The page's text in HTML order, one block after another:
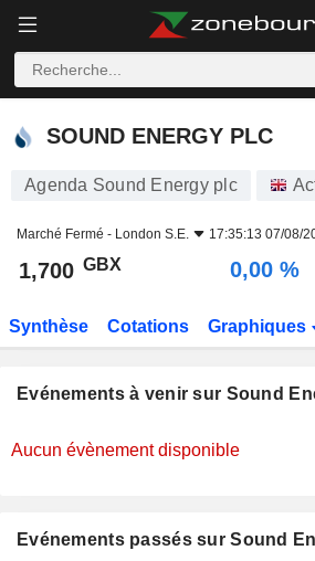
SOUND ENERGY PLC
SOUND ENERGY PLC
Agenda Sound Energy plc
Marché Fermé - London S.E. 17:35:13 07/08/
1,700 GBX 0,00 %
Synthèse Cotations Graphiques
Evénements à venir sur Sound
Aucun évènement disponible
Evénements passés sur Sound